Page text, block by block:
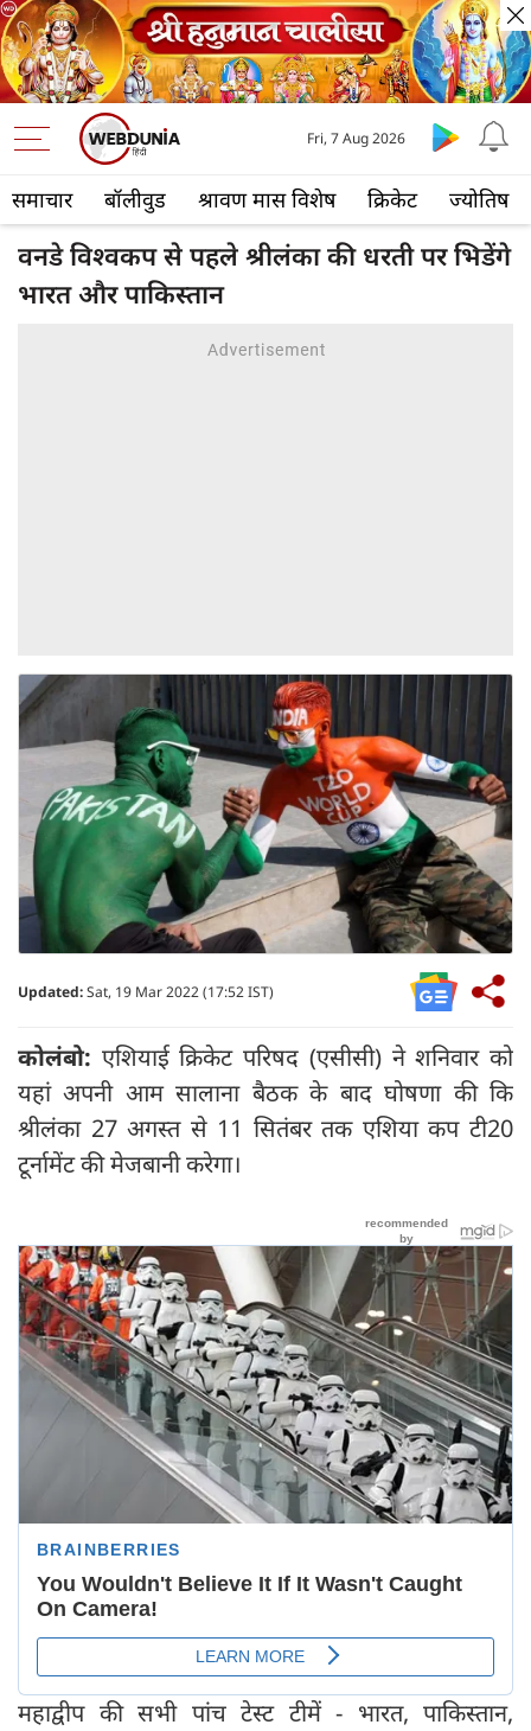
समाचार बॉलीवुड श्रावण मास विशेष क्रिकेट ज्योतिष
Fri, 7 Aug 2026
वनडे विश्वकप से पहले श्रीलंका की धरती पर भिडेंगे
भारत और पाकिस्तान
Updated:Sat, 19 Mar 2022 (17:52 IST)
कोलंबो: एशियाई क्रिकेट परिषद (एसीसी) ने शनिवार को
यहां अपनी आम सालाना बैठक के बाद घोषणा की कि
श्रीलंका 27 अगस्त से 11 सितंबर तक एशिया कप टी20
टूर्नामेंट की मेजबानी करेगा।
महाद्वीप की सभी पांच टेस्ट टीमें - भारत, पाकिस्तान,